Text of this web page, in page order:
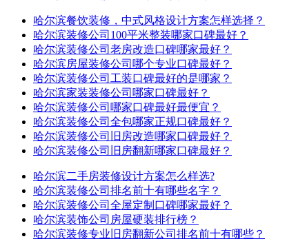
哈尔滨餐饮装修，中式风格设计方案怎样选择？
哈尔滨装修公司100平米整装哪家口碑最好？
哈尔滨装修公司老房改造口碑哪家最好？
哈尔滨房屋装修公司哪个专业口碑最好？
哈尔滨装修公司工装口碑最好的是哪家？
哈尔滨家装装修公司哪家口碑最好？
哈尔滨装修公司哪家口碑最好最便宜？
哈尔滨装修公司全包哪家正规口碑最好？
哈尔滨装修公司旧房改造哪家口碑最好？
哈尔滨装修公司旧房翻新哪家口碑最好？
哈尔滨二手房装修设计方案怎么样选?
哈尔滨装修公司排名前十有哪些名字？
哈尔滨装修公司全屋定制口碑哪家最好？
哈尔滨装饰公司房屋硬装排行榜？
哈尔滨装修专业旧房翻新公司排名前十有哪些？